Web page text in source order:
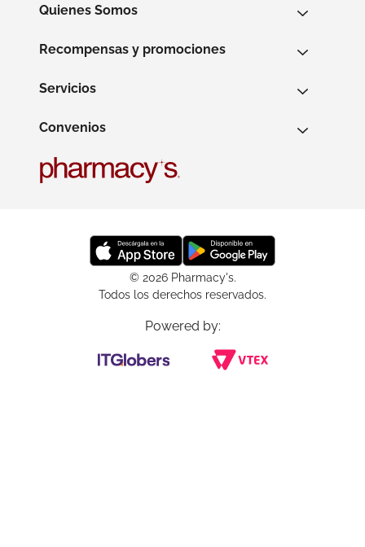
Quienes Somos
Recompensas y promociones
Servicios
Convenios
© 2026 Pharmacy's.
Todos los derechos reservados.
Powered by: